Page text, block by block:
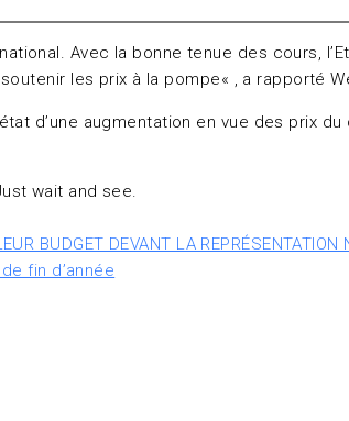
Avec la bonne tenue des cours,
les prix à la pompe« , a rapporté
d’une augmentation en vue des prix
wait and see.
BUDGET DEVANT LA REPRÉSENTATION
fin d’année